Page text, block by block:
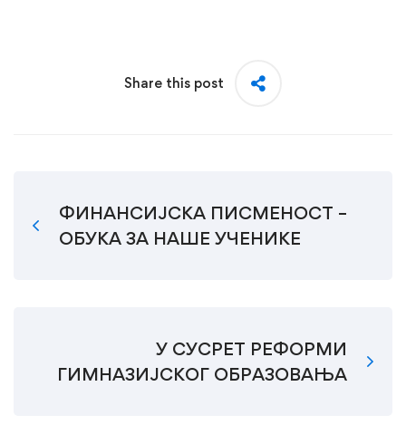
Share this post
ФИНАНСИЈСКА ПИСМЕНОСТ –
ОБУКА ЗА НАШЕ УЧЕНИКЕ
У СУСРЕТ РЕФОРМИ
ГИМНАЗИЈСКОГ ОБРАЗОВАЊА